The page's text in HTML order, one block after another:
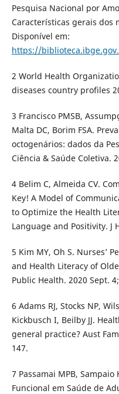
Pesquisa Nacional por
Características gerais dos
Disponível em:
https://
2 World Health
diseases country profiles
3 Francisco PMSB,
Malta DC, Borim FSA.
octogenários: dados da
Ciência & Saúde Coletiva.
4 Belim C, Almeida CV.
Key! A Model of
to Optimize the Health
Language and Positivity. J
5 Kim MY, Oh S. Nurses’
and Health Literacy of
Public Health. 2020 Sept.
6 Adams RJ, Stocks NP,
Kickbusch I, Beilby JJ.
general practice? Aust
147.
7 Passamai MPB, Sampaio
Funcional em Saúde de